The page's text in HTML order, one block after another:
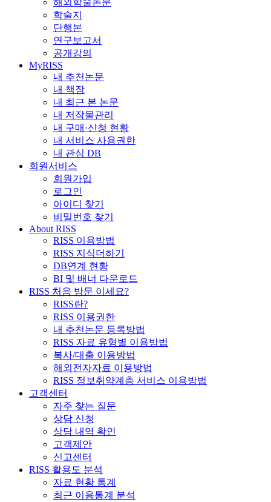
해외학술논문
학술지
단행본
연구보고서
공개강의
MyRISS
내 추천논문
내 책장
내 최근 본 논문
내 저작물관리
내 구매·신청 현황
내 서비스 사용권한
내 관심 DB
회원서비스
회원가입
로그인
아이디 찾기
비밀번호 찾기
About RISS
RISS 이용방법
RISS 지식더하기
DB연계 현황
BI 및 배너 다운로드
RISS 처음 방문 이세요?
RISS란?
RISS 이용권한
내 추천논문 등록방법
RISS 자료 유형별 이용방법
복사/대출 이용방법
해외전자자료 이용방법
RISS 정보취약계층 서비스 이용방법
고객센터
자주 찾는 질문
상담 신청
상담 내역 확인
고객제안
신고센터
RISS 활용도 분석
자료 현황 통계
최근 이용통계 분석